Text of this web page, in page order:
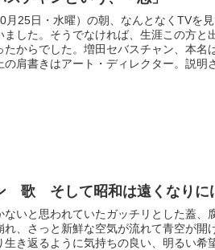
月25日・水曜）の朝、なんとなくTVを
ました。そうでなければ、生涯この方と
たからでした。増田セバスチャン、本名
の肩書きはアート・ディレクター。説明
歌 そして昭和は遠くなりに
ないと思われていたガッチリとした蓋、
れ、さっと新鮮な空気が流れて青空が開
生き返るように気持ちの良い、明るい希